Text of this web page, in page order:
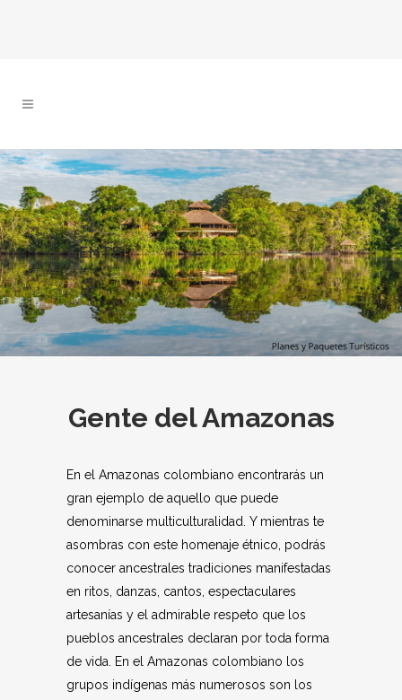
GENTE
Gente del Amazonas
En el Amazonas colombiano encontrarás un
gran ejemplo de aquello que puede
denominarse multiculturalidad. Y mientras te
asombras con este homenaje étnico, podrás
conocer ancestrales tradiciones manifestadas
en ritos, danzas, cantos, espectaculares
artesanías y el admirable respeto que los
pueblos ancestrales declaran por toda forma
de vida. En el Amazonas colombiano los
grupos indígenas más numerosos son los